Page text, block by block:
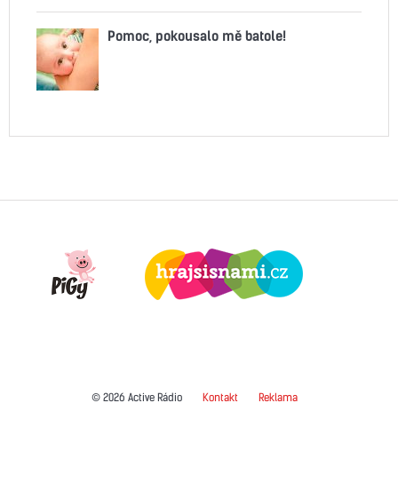
Pomoc, pokousalo mě batole!
© 2026 Active Rádio Kontakt Reklama